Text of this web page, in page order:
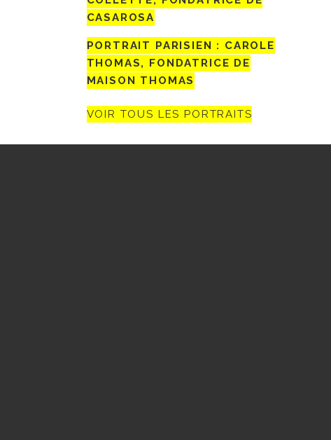
CASAROSA
PORTRAIT PARISIEN : CAROLE
THOMAS, FONDATRICE DE
MAISON THOMAS
VOIR TOUS LES PORTRAITS